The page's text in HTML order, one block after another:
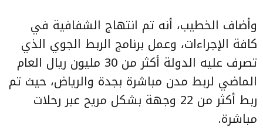
وأضاف الخطيب، أنه تم انتهاج الشفافية في
كافة الإجراءات، وعمل برنامج الربط الجوي الذي
تصرف عليه الدولة أكثر من 30 مليون ريال العام
الماضي لربط مدن مباشرة بجدة والرياض، حيث تم
ربط أكثر من 22 وجهة بشكل مريح عبر رحلات
مباشرة.